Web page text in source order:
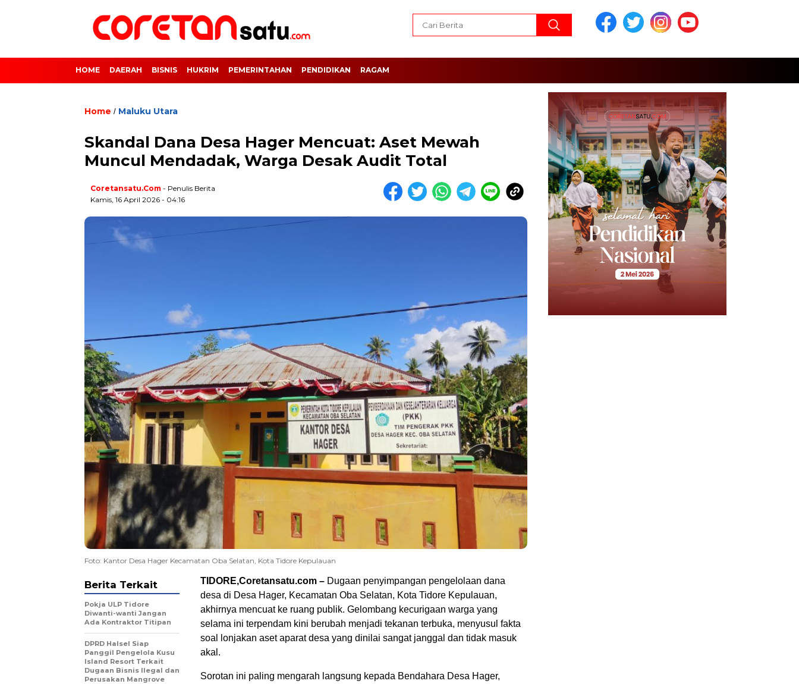
HOME DAERAH BISNIS HUKRIM PEMERINTAHAN PENDIDIKAN RAGAM
Home / Maluku Utara
Skandal Dana Desa Hager Mencuat: Aset Mewah
Muncul Mendadak, Warga Desak Audit Total
Coretansatu.com - Penulis Berita
Kamis, 16 April 2026 - 04:16
Foto: Kantor Desa Hager Kecamatan Oba Selatan, Kota Tidore Kepulauan
TIDORE,Coretansatu.com – Dugaan penyimpangan pengelolaan dana
desa di Desa Hager, Kecamatan Oba Selatan, Kota Tidore Kepulauan,
akhirnya mencuat ke ruang publik. Gelombang kecurigaan warga yang
selama ini terpendam kini berubah menjadi tekanan terbuka, menyusul fakta
soal lonjakan aset aparat desa yang dinilai sangat janggal dan tidak masuk
akal.
Sorotan ini paling mengarah langsung kepada Bendahara Desa Hager,
Berita Terkait
Pokja ULP Tidore
Diwanti-wanti Jangan
Ada Kontraktor Titipan
DPRD Halsel Siap
Panggil Pengelola Kusu
Island Resort Terkait
Dugaan Bisnis Ilegal dan
Perusakan Mangrove